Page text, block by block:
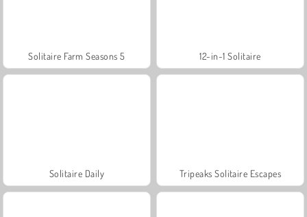
Solitaire Farm Seasons 5 12-in-1 Solitaire
Solitaire Daily Tripeaks Solitaire Escapes